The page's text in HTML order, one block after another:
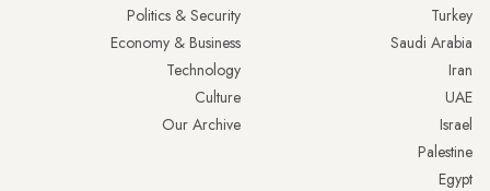
Turkey
Saudi Arabia
Iran
UAE
Israel
Palestine
Egypt
Politics & Security
Economy & Business
Technology
Culture
Our Archive